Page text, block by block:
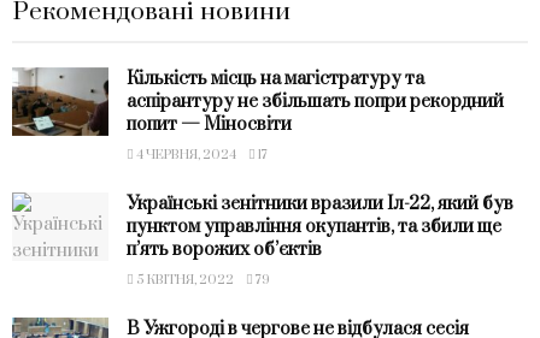
Рекомендовані новини
Кількість місць на магістратуру та
аспірантуру не збільшать попри рекордний
попит — Міносвіти
4 ЧЕРВНЯ, 2024 17
Українські зенітники вразили Іл-22, який був
пунктом управління окупантів, та збили ще
п’ять ворожих об’єктів
5 КВІТНЯ, 2022 79
В Ужгороді в чергове не відбулася сесія